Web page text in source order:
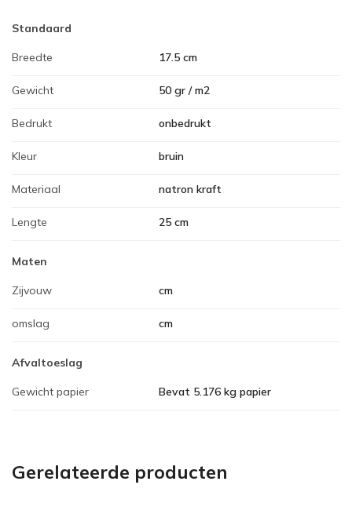
Standaard
Breedte 17.5 cm
Gewicht 50 gr / m2
Bedrukt onbedrukt
Kleur bruin
Materiaal natron kraft
Lengte 25 cm
Maten
Zijvouw cm
omslag cm
Afvaltoeslag
Gewicht papier Bevat 5.176 kg papier
Gerelateerde producten